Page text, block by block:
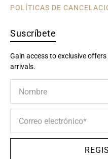
POLÍTICAS DE
Suscríbete
Gain access to exclusive
arrivals.